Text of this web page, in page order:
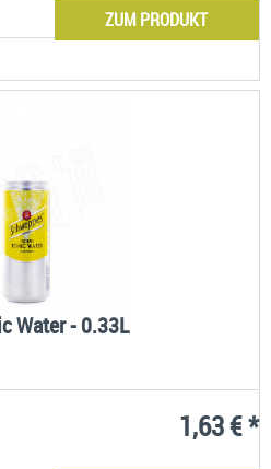
ZUM PRODUKT
Water - 0.33L
1,63 € *